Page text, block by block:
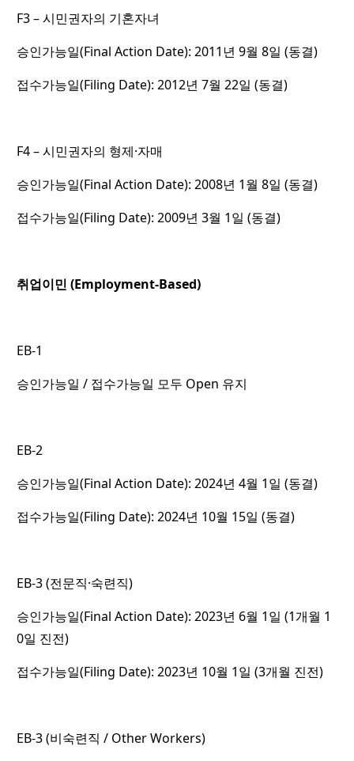
F3 – 시민권자의 기혼자녀
승인가능일(Final Action Date): 2011년 9월 8일 (동결)
접수가능일(Filing Date): 2012년 7월 22일 (동결)
F4 – 시민권자의 형제·자매
승인가능일(Final Action Date): 2008년 1월 8일 (동결)
접수가능일(Filing Date): 2009년 3월 1일 (동결)
취업이민 (Employment-Based)
EB-1
승인가능일 / 접수가능일 모두 Open 유지
EB-2
승인가능일(Final Action Date): 2024년 4월 1일 (동결)
접수가능일(Filing Date): 2024년 10월 15일 (동결)
EB-3 (전문직·숙련직)
승인가능일(Final Action Date): 2023년 6월 1일 (1개월 1
0일 진전)
접수가능일(Filing Date): 2023년 10월 1일 (3개월 진전)
EB-3 (비숙련직 / Other Workers)